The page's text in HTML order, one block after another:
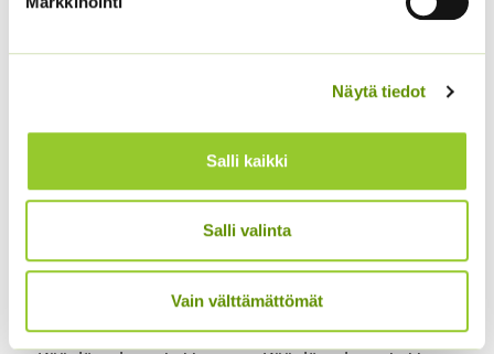
Näytä tiedot
Salli kaikki
Salli valinta
Vain välttämättömät
Pacino Gold
Presto sekoitus
Sisältää arvonlisäveron